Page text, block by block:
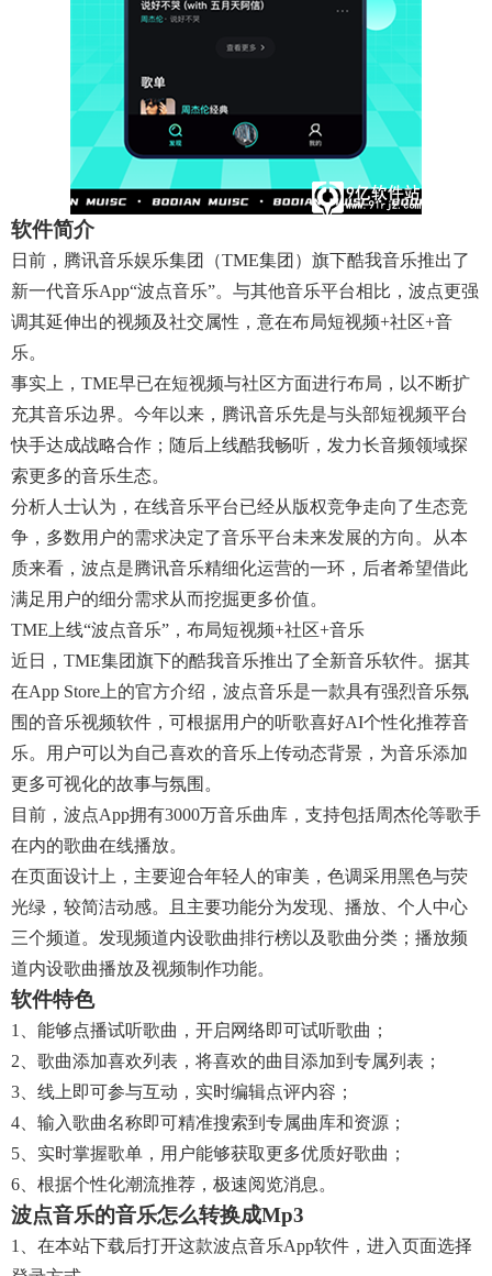
软件简介
日前，腾讯音乐娱乐集团（TME集团）旗下酷我音乐推出了
新一代音乐App“波点音乐”。与其他音乐平台相比，波点更强
调其延伸出的视频及社交属性，意在布局短视频+社区+音
乐。
事实上，TME早已在短视频与社区方面进行布局，以不断扩
充其音乐边界。今年以来，腾讯音乐先是与头部短视频平台
快手达成战略合作；随后上线酷我畅听，发力长音频领域探
索更多的音乐生态。
分析人士认为，在线音乐平台已经从版权竞争走向了生态竞
争，多数用户的需求决定了音乐平台未来发展的方向。从本
质来看，波点是腾讯音乐精细化运营的一环，后者希望借此
满足用户的细分需求从而挖掘更多价值。
TME上线“波点音乐”，布局短视频+社区+音乐
近日，TME集团旗下的酷我音乐推出了全新音乐软件。据其
在App Store上的官方介绍，波点音乐是一款具有强烈音乐氛
围的音乐视频软件，可根据用户的听歌喜好AI个性化推荐音
乐。用户可以为自己喜欢的音乐上传动态背景，为音乐添加
更多可视化的故事与氛围。
目前，波点App拥有3000万音乐曲库，支持包括周杰伦等歌手
在内的歌曲在线播放。
在页面设计上，主要迎合年轻人的审美，色调采用黑色与荧
光绿，较简洁动感。且主要功能分为发现、播放、个人中心
三个频道。发现频道内设歌曲排行榜以及歌曲分类；播放频
道内设歌曲播放及视频制作功能。
软件特色
1、能够点播试听歌曲，开启网络即可试听歌曲；
2、歌曲添加喜欢列表，将喜欢的曲目添加到专属列表；
3、线上即可参与互动，实时编辑点评内容；
4、输入歌曲名称即可精准搜索到专属曲库和资源；
5、实时掌握歌单，用户能够获取更多优质好歌曲；
6、根据个性化潮流推荐，极速阅览消息。
波点音乐的音乐怎么转换成mp3
1、在本站下载后打开这款波点音乐app软件，进入页面选择